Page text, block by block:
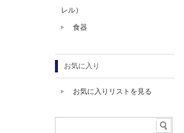
レル）
食器
お気に入り
お気に入りリストを見る